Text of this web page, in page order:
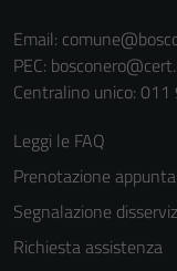
Email:
PEC:
Centralino unico:
Leggi le FAQ
Prenotazione
Segnalazione
Richiesta assistenza